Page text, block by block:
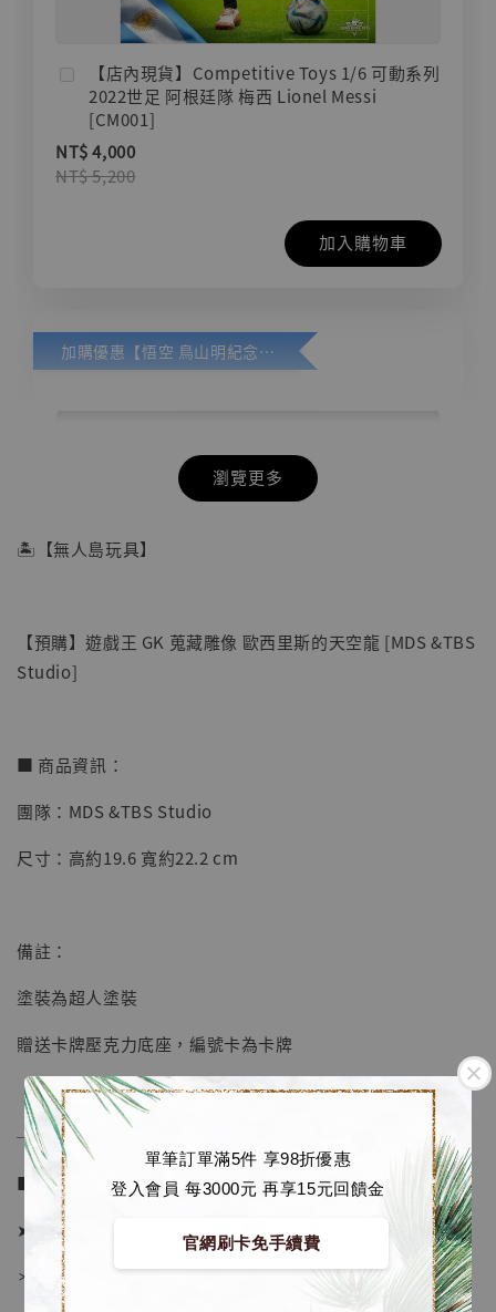
單筆訂單滿5件 享98折優惠
登入會員 每3000元 再享15元回饋金
官網刷卡免手續費
【店內現貨】Competitive Toys 1/6 可動系列
2022世足 阿根廷隊 梅西 Lionel Messi
[CM001]
NT$ 4,000
NT$ 5,200
加入購物車
加購優惠【悟空 鳥山明紀念款 [奇蹟工作室]】
【店內現貨】七龍珠 系列蒐藏雕像 悟空 鳥山
明紀念款 [奇蹟工作室]
加購優惠【海賊王 布魯克達摩 [7STARS Studio]】
瀏覽更多
🏝【無人島玩具】
【預購】遊戲王 GK 蒐藏雕像 歐西里斯的天空龍 [MDS &TBS
Studio]
■ 商品資訊：
團隊：MDS &TBS Studio
尺寸：高約19.6 寬約22.2 cm
備註：
塗裝為超人塗裝
贈送卡牌壓克力底座，編號卡為卡牌
──────────────
■ 販售資訊 (NT$)：
➤ 價格 2980元 (訂金1980)
＊ 國際運費另計